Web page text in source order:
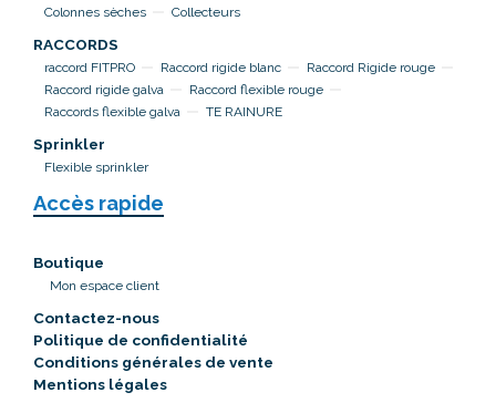
Colonnes sèches Collecteurs
RACCORDS
raccord FITPRO Raccord rigide blanc
Raccord Rigide rouge
Raccord rigide galva
Raccord flexible rouge
Raccords flexible galva
TE RAINURE
Sprinkler
Flexible sprinkler
Accès rapide
Boutique
Mon espace client
Contactez-nous
Politique de confidentialité
Conditions générales de vente
Mentions légales